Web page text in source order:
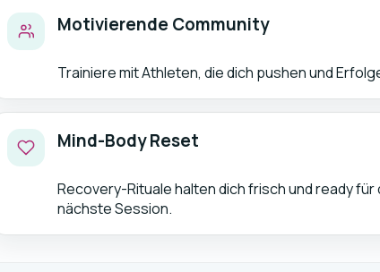
Motivierende Community
Trainiere mit Athleten, die dich pushen und
Mind-Body Reset
Recovery-Rituale halten dich frisch und ready für
nächste Session.